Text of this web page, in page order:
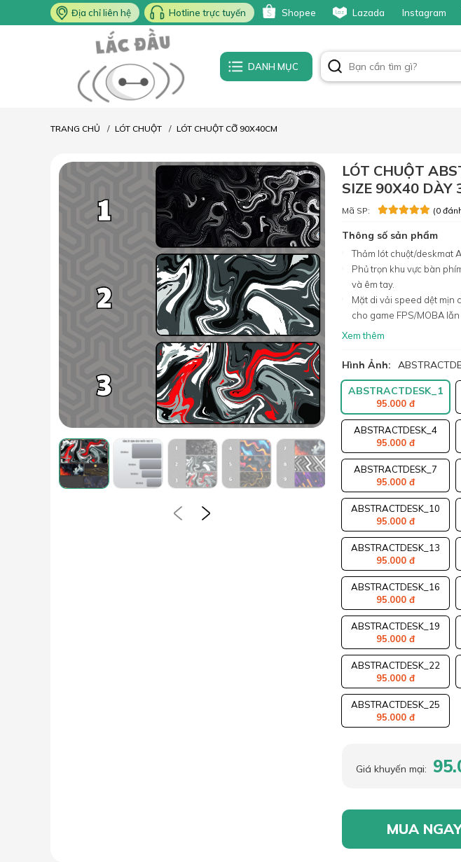
Địa chỉ liên hệ Hotline trực tuyến Shopee Lazada Instagram
DANH MỤC
TRANG CHỦ LÓT CHUỘT LÓT CHUỘT CỠ 90X40CM
LÓT CHUỘT
SIZE 90X40 DÀY
Mã SP: (0
Thông số sản phẩm
Thảm lót chuột/deskmat
Phủ trọn khu vực bàn
và êm tay.
Mặt di vải speed dệt mịn
cho game FPS/MOBA
Xem thêm
Hình Ảnh:
ABSTRACTDESK_1
95.000 đ
ABSTRACTDESK_4
95.000 đ
ABSTRACTDESK_7
95.000 đ
ABSTRACTDESK_10
95.000 đ
ABSTRACTDESK_13
95.000 đ
ABSTRACTDESK_16
95.000 đ
ABSTRACTDESK_19
95.000 đ
ABSTRACTDESK_22
95.000 đ
ABSTRACTDESK_25
95.000 đ
Giá khuyến mại:
MUA